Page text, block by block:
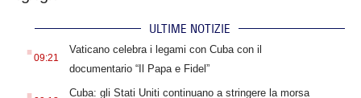
ULTIME NOTIZIE
. 09:21
Vaticano celebra i legami con Cuba con il
documentario “Il Papa e Fidel”
.
Cuba: gli Stati Uniti continuano a stringere la morsa